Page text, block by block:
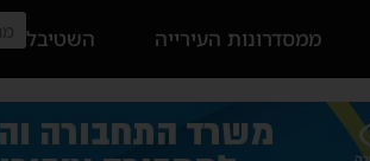
ממסדרונות העירייה השטיבל